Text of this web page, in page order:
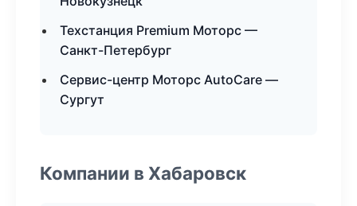
Техстанция Premium Моторс —
Санкт-Петербург
Сервис-центр Моторс AutoCare —
Сургут
Компании в Хабаровск